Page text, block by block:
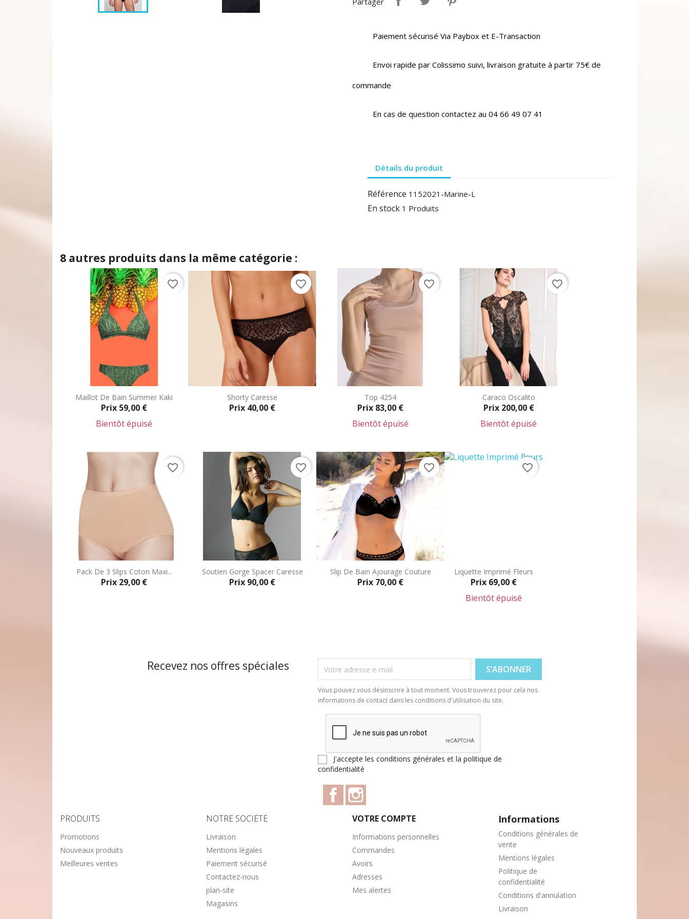
Paiement sécurisé Via Paybox et E-Transaction
Envoi rapide par Colissimo suivi, livraison gratuite à partir 75€ de
commande
En cas de question contactez au 04 66 49 07 41
Détails du produit
Référence 1152021-Marine-L
En stock 1 Produits
8 autres produits dans la même catégorie :
Maillot De Bain Summer Kaki
Prix 59,00 €
Bientôt épuisé
Aperçu rapide
favorite_border
Shorty Caresse
Prix 40,00 €
Aperçu rapide
favorite_border
Top 4254
Prix 83,00 €
Bientôt épuisé
Aperçu rapide
favorite_border
Caraco Oscalito
Prix 200,00 €
Bientôt épuisé
favorite_border
Pack De 3 Slips Coton Maxi...
Prix 29,00 €
favorite_border
Soutien Gorge Spacer Caresse
Prix 90,00 €
favorite_border
Slip De Bain Ajourage Couture
Prix 70,00 €
favorite_border
Liquette Imprimé Fleurs
Prix 69,00 €
Bientôt épuisé
favorite_border
Recevez nos offres spéciales
Vous pouvez vous désinscrire à tout moment. Vous trouverez pour cela nos
informations de contact dans les conditions d'utilisation du site.
J'accepte les conditions générales et la politique de
confidentialité
Facebook
PRODUITS
Promotions
Nouveaux produits
Meilleures ventes
NOTRE SOCIÉTÉ
Livraison
Mentions légales
Paiement sécurisé
Contactez-nous
plan-site
Magasins
VOTRE COMPTE
Informations personnelles
Commandes
Avoirs
Adresses
Mes alertes
Informations
Conditions générales de
vente
Mentions légales
Politique de
confidentialité
Conditions d'annulation
Livraison